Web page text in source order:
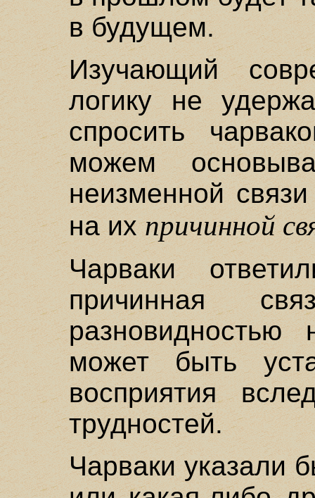
в будущем.
Изучающий
логику не
спросить
можем
неизменной
на ихпричинной
Чарваки
причинная
разновидностью
может быть
восприятия
трудностей.
Чарваки указали